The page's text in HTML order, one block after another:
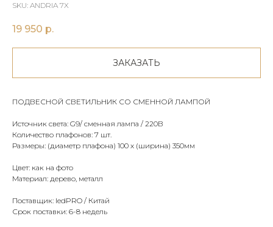
SKU: ANDRIA 7X
19 950 р.
ЗАКАЗАТЬ
ПОДВЕСНОЙ СВЕТИЛЬНИК СО СМЕННОЙ ЛАМПОЙ
Источник света: G9/ сменная лампа / 220В
Количество плафонов: 7 шт.
Размеры: (диаметр плафона) 100 х (ширина) 350мм
Цвет: как на фото
Материал: дерево, металл
Поставщик: ledPRO / Китай
Срок поставки: 6-8 недель